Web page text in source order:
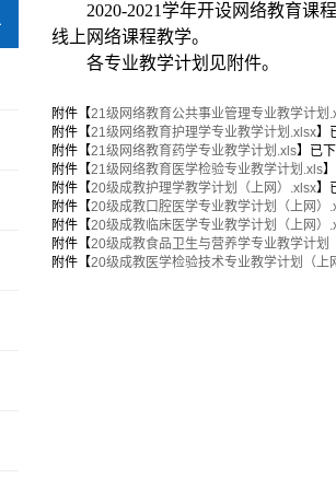
2020-2021 学年开设网络教育课
线上网络课程教学。
各专业教学计划见附件。
附件【21级网络教育公共事业管理专业教学计划
附件【21级网络教育护理学专业教学计划.xlsx】
附件【21级网络教育药学专业教学计划.xls】已
附件【21级网络教育医学检验专业教学计划.xls
附件【20级成教护理学教学计划（上网）.xlsx】
附件【20级成教口腔医学专业教学计划（上网）
附件【20级成教临床医学专业教学计划（上网）
附件【20级成教食品卫生与营养学专业教学计划
附件【20级成教医学检验技术专业教学计划（上